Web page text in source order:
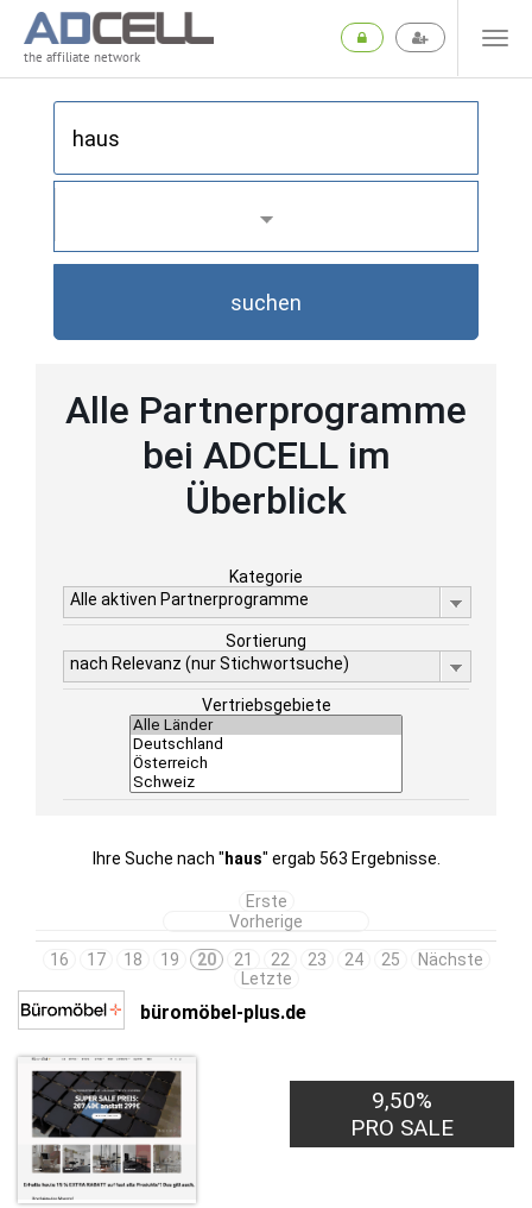
the affiliate network
suchen
Alle Partnerprogramme
bei ADCELL im
Überblick
Kategorie
Alle aktiven Partnerprogramme
Sortierung
nach Relevanz (nur Stichwortsuche)
Vertriebsgebiete
Ihre Suche nach " haus" ergab 563 Ergebnisse.
Erste
Vorherige
16
17 18 19 20 21 22 23 24 25
Nächste
Letzte
büromöbel-plus.de
9,50%
PRO SALE